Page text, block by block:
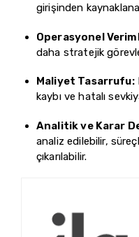
girişinden
Operasyonel
daha stratejik
Maliyet Tasarrufu:
kaybı ve hatalı
Analitik ve Karar
analiz edilebilir,
çıkarılabilir.